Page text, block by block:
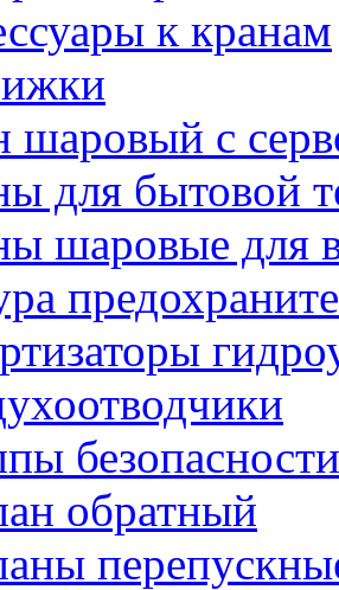
к кранам
шаровый с
для бытовой
шаровые для
безопасности
обратный